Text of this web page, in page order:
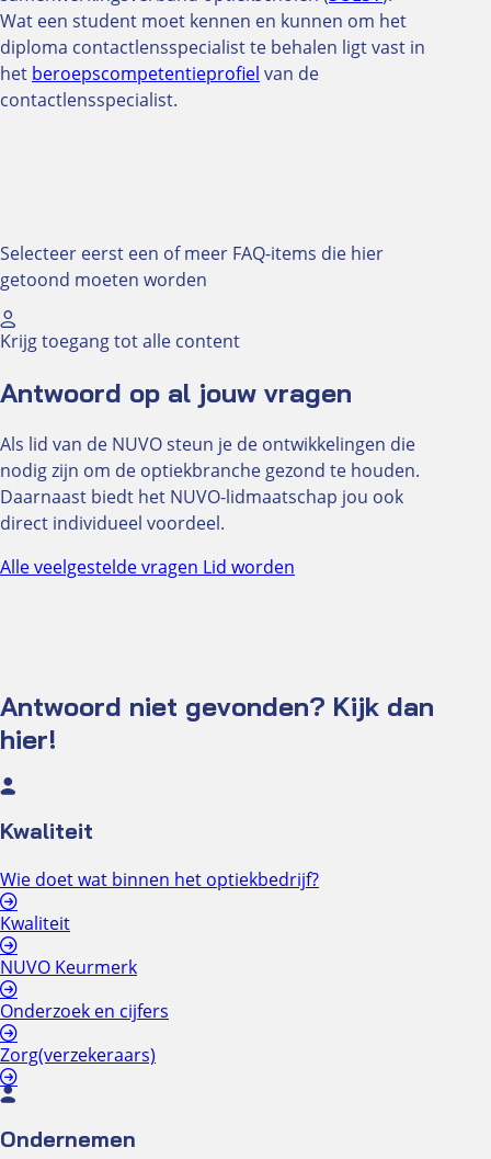
Wat een student moet kennen en kunnen om het
diploma contactlensspecialist te behalen ligt vast in
het beroepscompetentieprofiel van de
contactlensspecialist.
Selecteer eerst een of meer FAQ-items die hier
getoond moeten worden
Krijg toegang tot alle content
Antwoord op al jouw vragen
Als lid van de NUVO steun je de ontwikkelingen die
nodig zijn om de optiekbranche gezond te houden.
Daarnaast biedt het NUVO-lidmaatschap jou ook
direct individueel voordeel.
Alle veelgestelde vragen Lid worden
Antwoord niet gevonden? Kijk dan
hier!
Kwaliteit
Wie doet wat binnen het optiekbedrijf?
Kwaliteit
NUVO Keurmerk
Onderzoek en cijfers
Zorg(verzekeraars)
Ondernemen